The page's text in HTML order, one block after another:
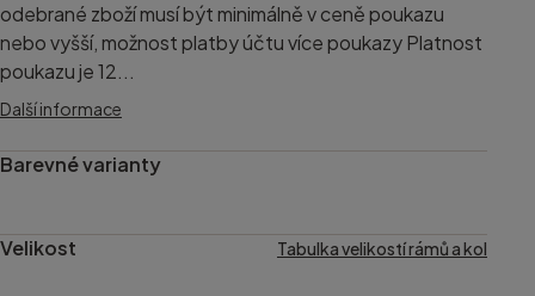
odebrané zboží musí být minimálně v ceně poukazu
nebo vyšší, možnost platby účtu více poukazy Platnost
poukazu je 12...
Další informace
Barevné varianty
Velikost Tabulka velikostí rámů a kol